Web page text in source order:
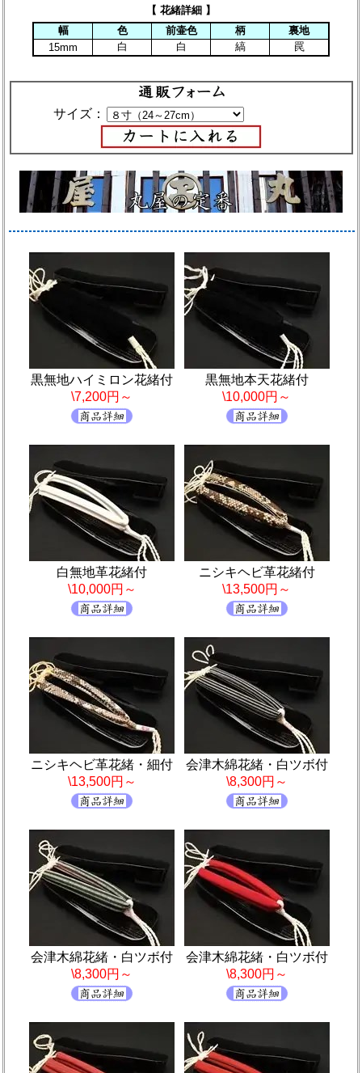
【 花緒詳細 】
幅
色 前壷色 柄
裏地
15mm
白 白 縞 罠
サイズ：
黒無地ハイミロン花緒付
\7,200円～
黒無地本天花緒付
\10,000円～
白無地革花緒付
\10,000円～
ニシキヘビ革花緒付
\13,500円～
ニシキヘビ革花緒・細付
\13,500円～
会津木綿花緒・白ツボ付
\8,300円～
会津木綿花緒・白ツボ付
\8,300円～
会津木綿花緒・白ツボ付
\8,300円～